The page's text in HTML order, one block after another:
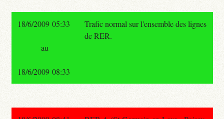
18/6/2009 05:33
Trafic normal sur l'ensemble des lignes
de RER.
au
18/6/2009 08:33